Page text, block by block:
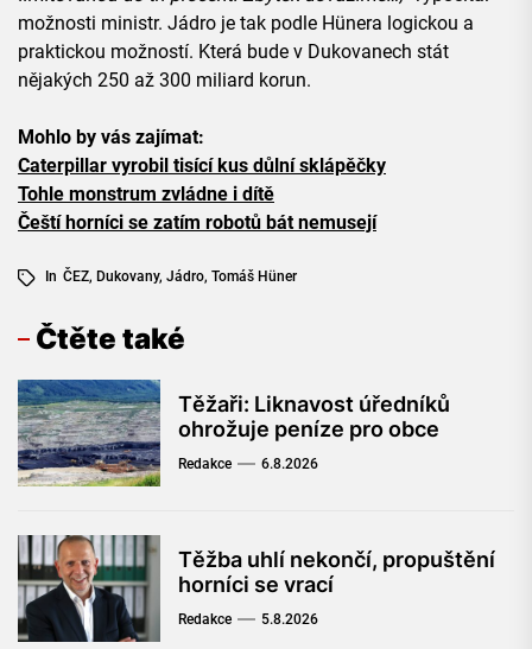
možnosti ministr. Jádro je tak podle Hünera logickou a
praktickou možností. Která bude v Dukovanech stát
nějakých 250 až 300 miliard korun.
Mohlo by vás zajímat:
Caterpillar vyrobil tisící kus důlní sklápěčky
Tohle monstrum zvládne i dítě
Čeští horníci se zatím robotů bát nemusejí
In ČEZ, Dukovany, Jádro, Tomáš Hüner
Čtěte také
Těžaři: Liknavost úředníků
ohrožuje peníze pro obce
Redakce 6.8.2026
Těžba uhlí nekončí, propuštění
horníci se vrací
Redakce 5.8.2026